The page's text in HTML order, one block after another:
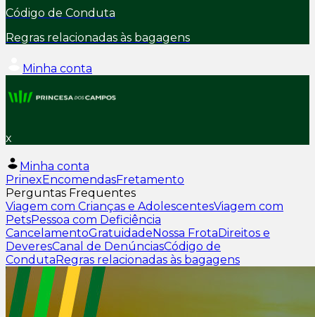
Código de Conduta
Regras relacionadas às bagagens
Minha conta
x
Minha conta
PrinexEncomendasFretamento
Perguntas Frequentes
Viagem com Crianças e AdolescentesViagem com
PetsPessoa com Deficiência
CancelamentoGratuidadeNossa FrotaDireitos e
DeveresCanal de DenúnciasCódigo de
CondutaRegras relacionadas às bagagens